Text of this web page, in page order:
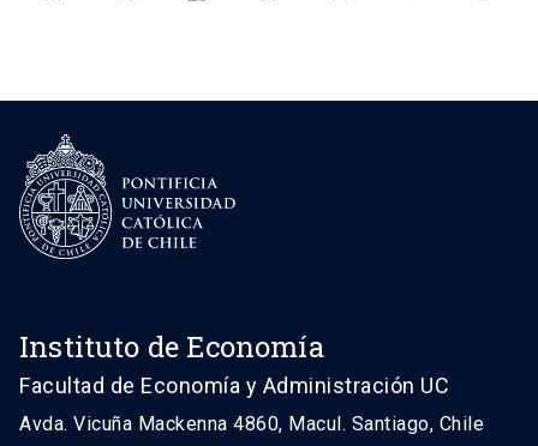
Instituto de Economía
Facultad de Economía y Administración UC
Avda. Vicuña Mackenna 4860, Macul. Santiago, Chile